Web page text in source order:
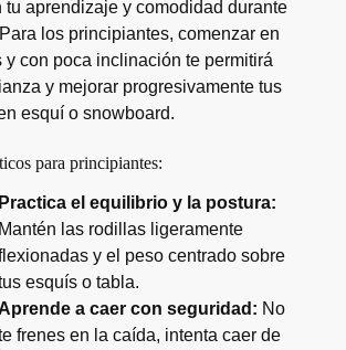
tu aprendizaje y comodidad durante
los principiantes, comenzar en
y con poca inclinación te permitirá
y mejorar progresivamente tus
esquí o snowboard.
para principiantes:
Practica el equilibrio y la postura:
Mantén las rodillas ligeramente
y el peso centrado sobre
esquís o tabla.
a caer con seguridad: No
frenes en la caída, intenta caer de